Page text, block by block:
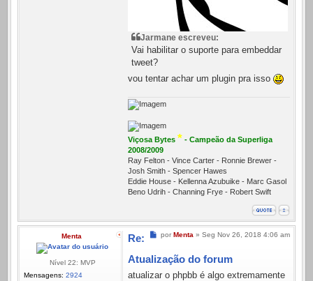
Jarmane escreveu:
Vai habilitar o suporte para embeddar
tweet?
vou tentar achar um plugin pra isso
Viçosa Bytes * - Campeão da Superliga
2008/2009
Ray Felton - Vince Carter - Ronnie Brewer -
Josh Smith - Spencer Hawes
Eddie House - Kellenna Azubuike - Marc Gasol
Beno Udrih - Channing Frye - Robert Swift
Menta
Nível 22: MVP
Mensagens: 2924
Mensagem
por Menta » Seg Nov 26, 2018 4:06 am
Re:
Atualização do forum
atualizar o phpbb é algo extremamente